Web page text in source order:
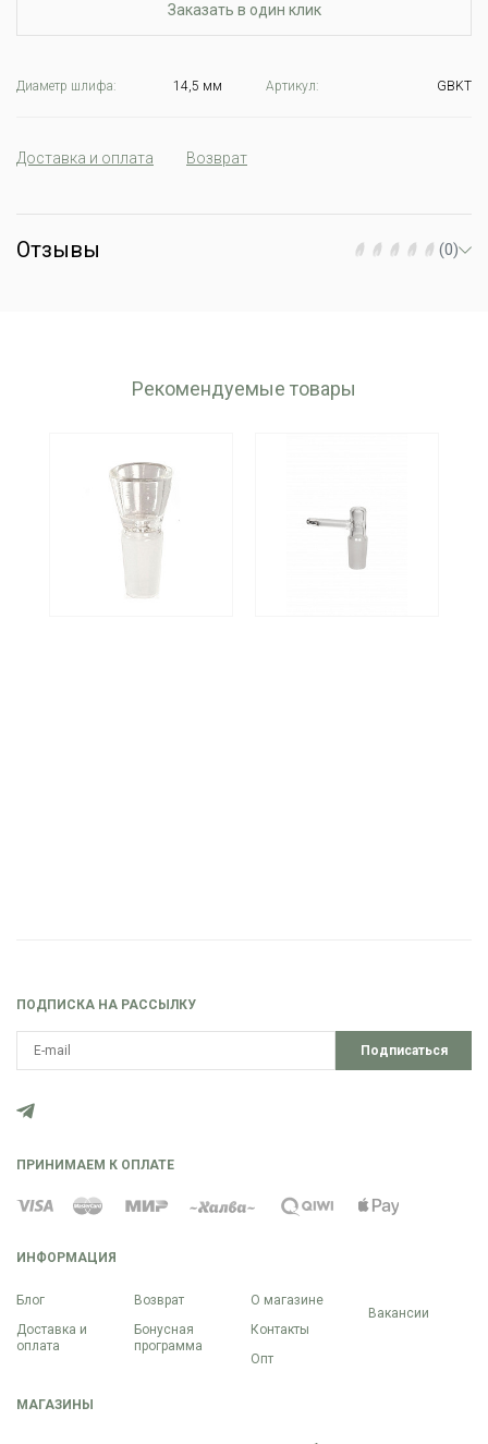
Заказать в один клик
Диаметр шлифа: 14,5 мм Артикул: GBKT
Доставка и оплата Возврат
Отзывы (0)
Рекомендуемые товары
ИНФОРМАЦИЯ
Блог
Доставка и
оплата
Возврат
Бонусная
программа
О магазине
Контакты
Опт
Вакансии
МАГАЗИНЫ
ПОДПИСКА НА РАССЫЛКУ
Подписаться
ПРИНИМАЕМ К ОПЛАТЕ